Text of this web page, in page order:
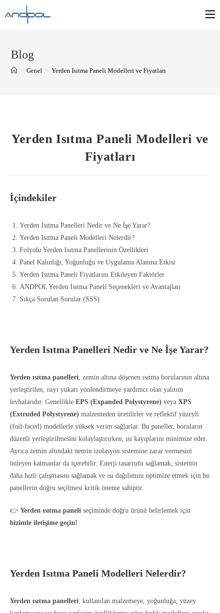
Blog
> Genel > Yerden Isıtma Paneli Modelleri ve Fiyatları
Yerden Isıtma Paneli Modelleri ve
Fiyatları
İçindekiler
Yerden Isıtma Panelleri Nedir ve Ne İşe Yarar?
Yerden Isıtma Paneli Modelleri Nelerdir?
Folyolu Yerden Isıtma Panellerinin Özellikleri
Panel Kalınlığı, Yoğunluğu ve Uygulama Alanına Etkisi
Yerden Isıtma Paneli Fiyatlarını Etkileyen Faktörler
ANDPOL Yerden Isıtma Paneli Seçenekleri ve Avantajları
Sıkça Sorulan Sorular (SSS)
Yerden Isıtma Panelleri Nedir ve Ne İşe Yarar?
Yerden ısıtma panelleri, zemin altına döşenen ısıtma borularının altına
yerleştirilen, ısıyı yukarı yönlendirmeye yardımcı olan yalıtım
levhalarıdır. Genellikle EPS (Expanded Polystyrene) veya XPS
(Extruded Polystyrene) malzemeden üretilirler ve reflektif yüzeyli
(foil-faced) modellerle yüksek verim sağlarlar. Bu paneller, boruların
düzenli yerleştirilmesini kolaylaştırırken, ısı kayıplarını minimize eder.
Ayrıca zemin altındaki nemin izolasyon sistemine zarar vermesini
önleyen katmanlar da içerebilir. Enerji tasarrufu sağlamak, sistemin
daha hızlı çalışmasını sağlamak ve ısı dağılımını optimize etmek için bu
panellerin doğru seçilmesi kritik öneme sahiptir.
👉 Yerden ısıtma paneli seçiminde doğru ürünü belirlemek için
bizimle iletişime geçin!
Yerden Isıtma Paneli Modelleri Nelerdir?
Yerden ısıtma panelleri; kullanılan malzemeye, yoğunluğa, yüzey